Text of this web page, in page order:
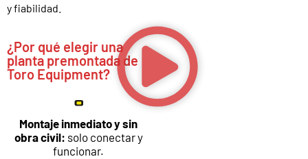
y fiabilidad.
¿Por qué elegir una
planta premontada de
Toro Equipment?
Montaje inmediato y sin
obra civil: solo conectar y
funcionar.